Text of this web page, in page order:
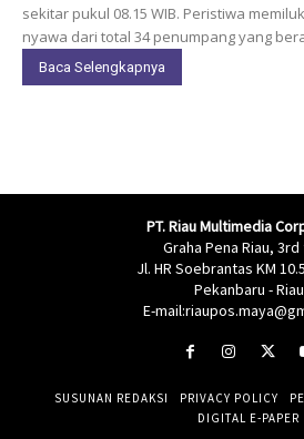
sekitar pukul 08.15 WIB. Peristiwa
nyawa dari total 34 penumpang yang
Baca Selengkapnya
PT. Riau Multimedia
Graha Pena Riau,
Jl. HR Soebrantas KM
Pekanbaru - Riau
E-
SUSUNAN REDAKSI PRIVACY POLICY
DIGITAL E-PAPER